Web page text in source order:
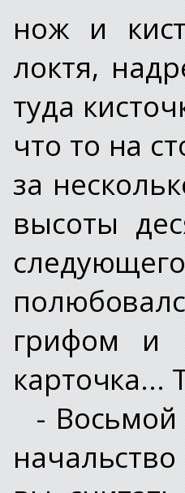
нож и
локтя,
туда
что то на
за
высоты
грифом и
карточка...
-